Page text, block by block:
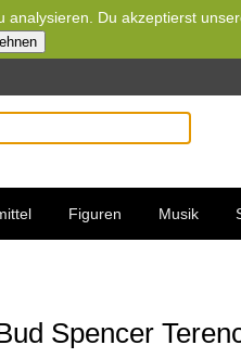
Du akzeptierst
Figuren Musik
Spencer